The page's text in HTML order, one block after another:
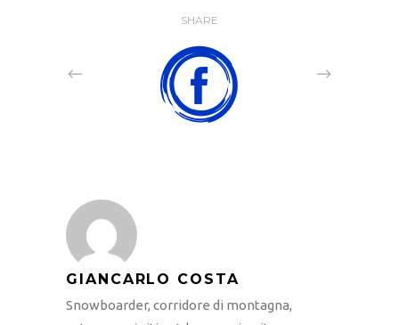
SHARE
GIANCARLO COSTA
Snowboarder, corridore di montagna,